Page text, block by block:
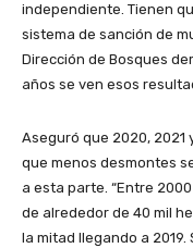
independiente. Tienen
sistema de sanción de
Dirección de Bosques
años se ven esos
Aseguró que 2020, 2021
que menos desmontes
a esta parte. “Entre
de alrededor de 40 mil
la mitad llegando a 2019.